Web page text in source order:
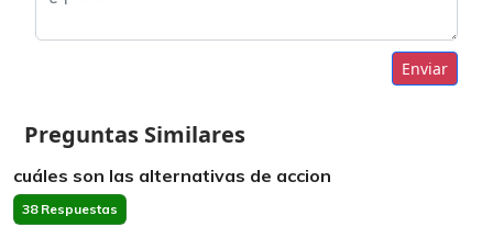
Enviar
Preguntas Similares
cuáles son las alternativas de accion
38 Respuestas